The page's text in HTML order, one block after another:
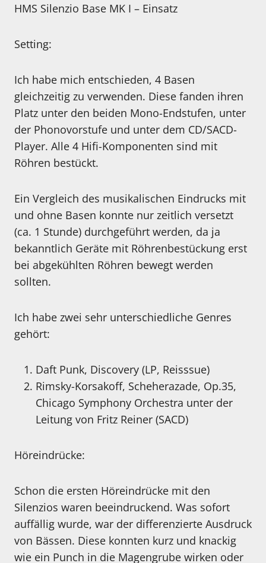
HMS Silenzio Base MK I – Einsatz
Setting:
Ich habe mich entschieden, 4 Basen
gleichzeitig zu verwenden. Diese fanden ihren
Platz unter den beiden Mono-Endstufen, unter
der Phonovorstufe und unter dem CD/SACD-
Player. Alle 4 Hifi-Komponenten sind mit
Röhren bestückt.
Ein Vergleich des musikalischen Eindrucks mit
und ohne Basen konnte nur zeitlich versetzt
(ca. 1 Stunde) durchgeführt werden, da ja
bekanntlich Geräte mit Röhrenbestückung erst
bei abgekühlten Röhren bewegt werden
sollten.
Ich habe zwei sehr unterschiedliche Genres
gehört:
Daft Punk, Discovery (LP, Reisssue)
Rimsky-Korsakoff, Scheherazade, Op.35,
Chicago Symphony Orchestra unter der
Leitung von Fritz Reiner (SACD)
Höreindrücke:
Schon die ersten Höreindrücke mit den
Silenzios waren beeindruckend. Was sofort
auffällig wurde, war der differenzierte Ausdruck
von Bässen. Diese konnten kurz und knackig
wie ein Punch in die Magengrube wirken oder